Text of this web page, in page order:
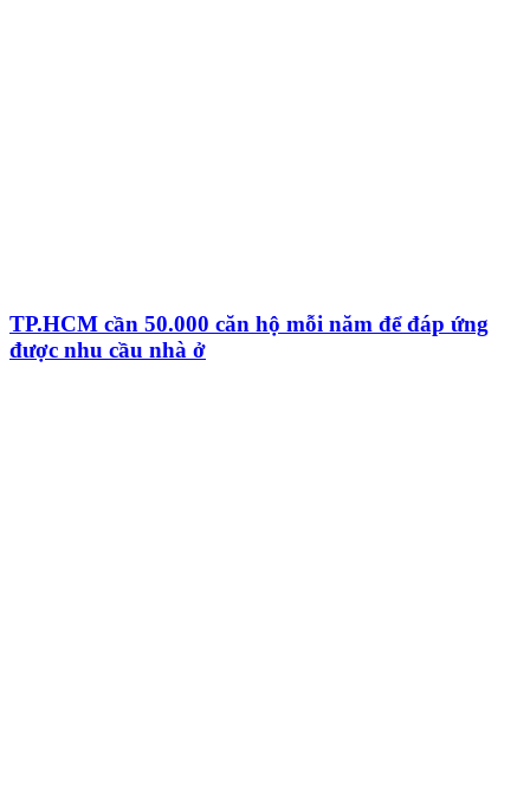
TP.HCM cần 50.000 căn hộ mỗi năm để đáp ứng
được nhu cầu nhà ở